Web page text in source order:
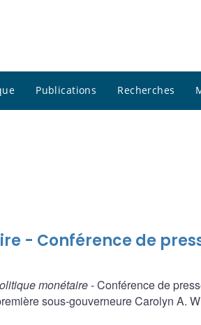
Publications Recherches
- Conférence de
monétaire- Conférence de
sous-gouverneure Carolyn A.